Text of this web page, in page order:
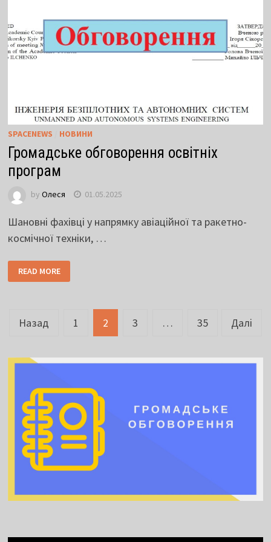
SPACENEWS НОВИНИ
Громадське обговорення освітніх
програм
by Олеся 01.05.2025
Шановні фахівці у напрямку авіаційної та ракетно-
космічної техніки, …
READ MORE
Навігація
Назад 1 2 3 … 35 Далі